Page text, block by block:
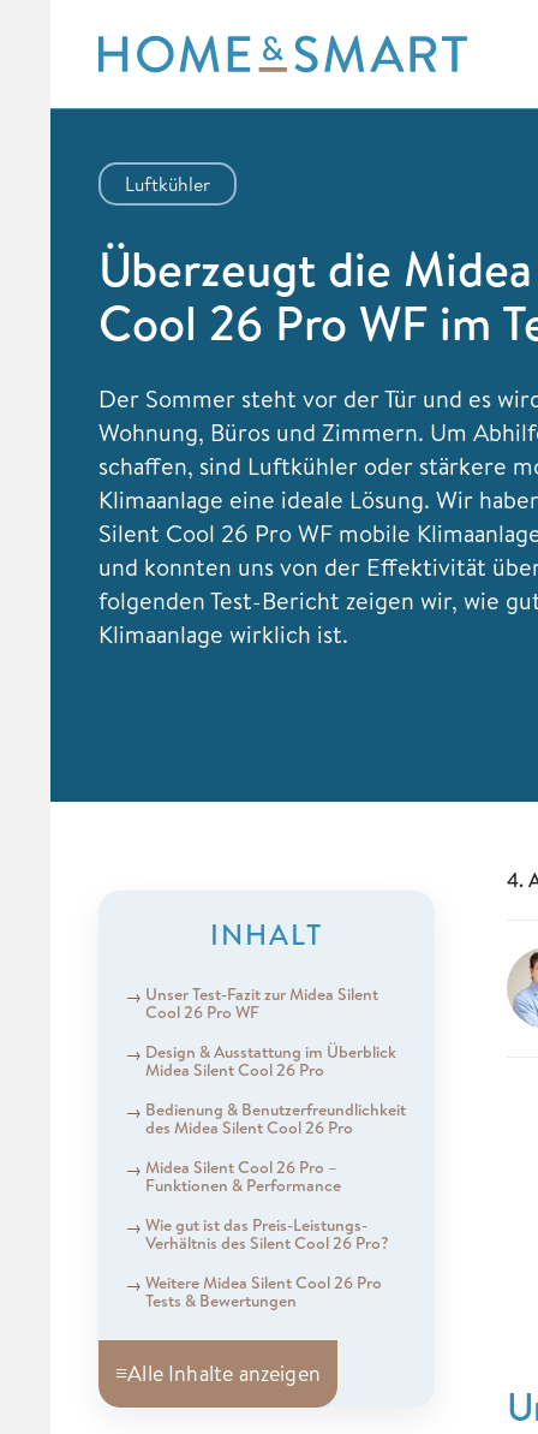
content
Luftkühler
Überzeugt die
Cool 26 Pro WF im
Der Sommer steht vor der Tür und es
Wohnung, Büros und Zimmern. Um
schaffen, sind Luftkühler oder stärkere
Klimaanlage eine ideale Lösung. Wir
Silent Cool 26 Pro WF mobile
und konnten uns von der Effektivität
folgenden Test-Bericht zeigen wir, wie
Klimaanlage wirklich ist.
INHALT
Unser Test-Fazit zur Midea Silent
Cool 26 Pro WF
Design & Ausstattung im Überblick
Midea Silent Cool 26 Pro
Bedienung & Benutzerfreundlichkeit
des Midea Silent Cool 26 Pro
Midea Silent Cool 26 Pro –
Funktionen & Performance
Wie gut ist das Preis-Leistungs-
Verhältnis des Silent Cool 26 Pro?
Weitere Midea Silent Cool 26 Pro
Tests & Bewertungen
≡Alle Inhalte anzeigen
4.